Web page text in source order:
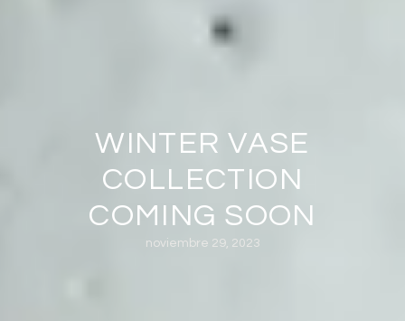
WINTER VASE
COLLECTION
COMING SOON
noviembre 29, 2023